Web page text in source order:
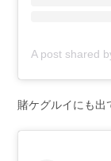
A post shared
賭ケグルイにも出